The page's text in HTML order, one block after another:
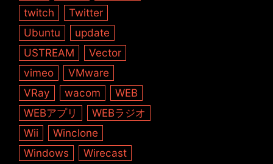
twitch
Twitter
Ubuntu
update
USTREAM
Vector
vimeo
VMware
VRay
wacom
WEB
WEBアプリ
WEBラジオ
Wii
Winclone
Windows
Wirecast